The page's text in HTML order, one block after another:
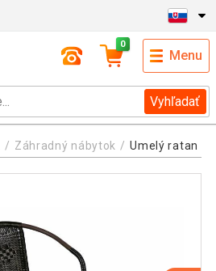
Vyhľadať
0
Menu
Záhradný nábytok Umelý ratan